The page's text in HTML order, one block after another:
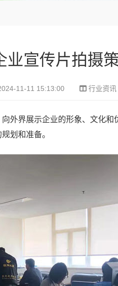
业宣传片拍摄
11-11 15:13:00 行业资讯
外界展示企业的形象、文化
划和准备。